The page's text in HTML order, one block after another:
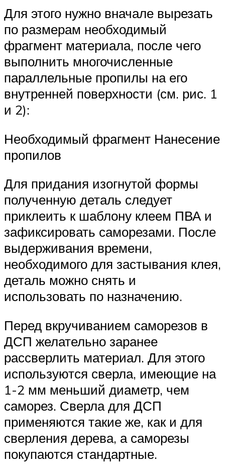
Для этого нужно вначале вырезать
по размерам необходимый
фрагмент материала, после чего
выполнить многочисленные
параллельные пропилы на его
внутренней поверхности (см. рис. 1
и 2):
Необходимый фрагмент Нанесение
пропилов
Для придания изогнутой формы
полученную деталь следует
приклеить к шаблону клеем ПВА и
зафиксировать саморезами. После
выдерживания времени,
необходимого для застывания клея,
деталь можно снять и
использовать по назначению.
Перед вкручиванием саморезов в
ДСП желательно заранее
рассверлить материал. Для этого
используются сверла, имеющие на
1-2 мм меньший диаметр, чем
саморез. Сверла для ДСП
применяются такие же, как и для
сверления дерева, а саморезы
покупаются стандартные.